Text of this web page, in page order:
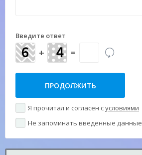
Введите ответ
+ =
Я прочитал и согласен сусловиями
Не запоминать введенные данные